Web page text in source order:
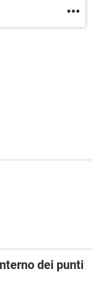
dei punti